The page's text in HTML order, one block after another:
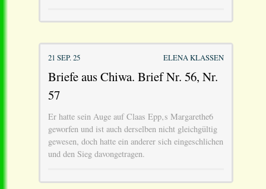
21 SEP. 25 ELENA KLASSEN
Briefe aus Chiwa. Brief Nr. 56, Nr.
57
Er hatte sein Auge auf Claas Epp‚s Margarethe6
geworfen und ist auch derselben nicht gleichgültig
gewesen, doch hatte ein anderer sich eingeschlichen
und den Sieg davongetragen.